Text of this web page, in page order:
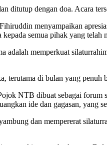
ditutup dengan doa. Acara
menyampaikan
semua pihak yang
adalah memperkuat
terutama di bulan yang
NTB dibuat sebagai forum
ide dan gagasan, yang
dan mempererat